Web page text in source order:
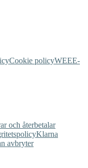
Cookie policyWEEE-
och återbetalar
Klarna
avbryter